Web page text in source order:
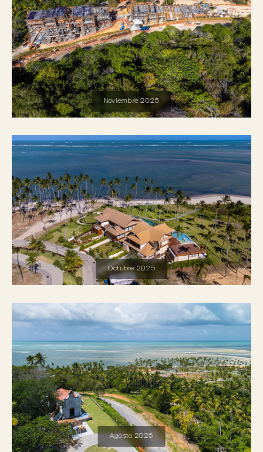
Noviembre 2025
Octubre 2025
Agosto 2025